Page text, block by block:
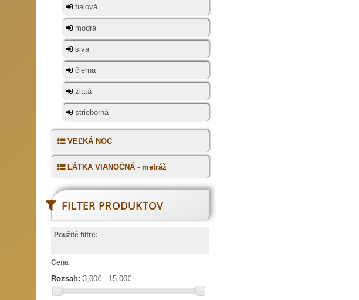
fialová
modrá
sivá
čierna
zlatá
strieborná
VEĽKÁ NOC
LÁTKA VIANOČNÁ - metráž
FILTER PRODUKTOV
Použité filtre:
Cena
Rozsah: 3,00€ - 15,00€